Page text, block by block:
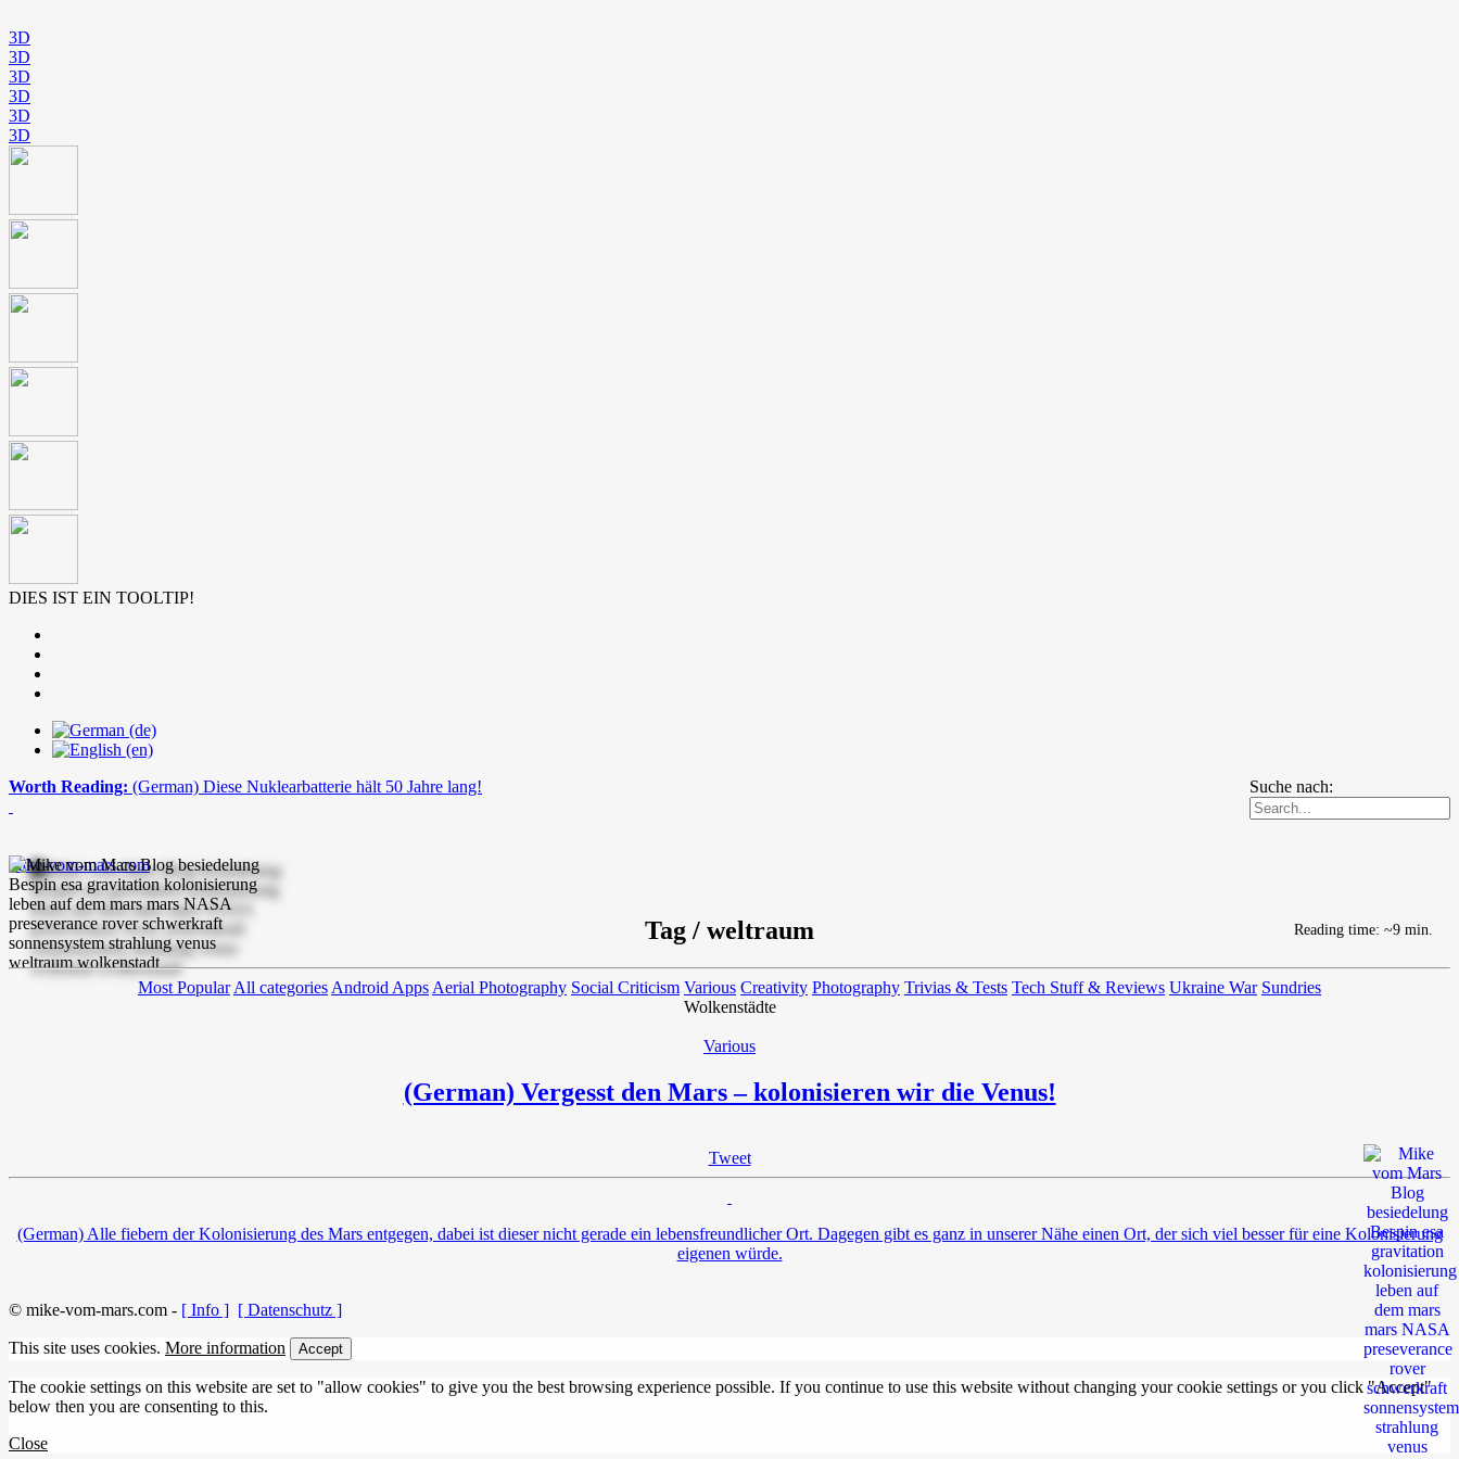
3D
3D
3D
3D
3D
3D
DIES IST EIN TOOLTIP!
Suche nach:
Worth Reading: (German) Diese Nuklearbatterie hält 50 Jahre lang!
mike-vom-mars.com
Tag / weltraum
Most Popular All categories Android Apps Aerial Photography Social Criticism Various Creativity Photography Trivias & Tests Tech Stuff & Reviews Ukraine War Sundries
Wolkenstädte
Various
(German) Vergesst den Mars – kolonisieren wir die Venus!
Tweet
Reading time: ~9 min.
(German) Alle fiebern der Kolonisierung des Mars entgegen, dabei ist dieser nicht gerade ein lebensfreundlicher Ort. Dagegen gibt es ganz in unserer Nähe einen Ort, der sich viel besser für eine Kolonisierung
eigenen würde.
© mike-vom-mars.com - [ Info ] [ Datenschutz ]
This site uses cookies. More information Accept
The cookie settings on this website are set to "allow cookies" to give you the best browsing experience possible. If you continue to use this website without changing your cookie settings or you click "Accept"
below then you are consenting to this.
Close